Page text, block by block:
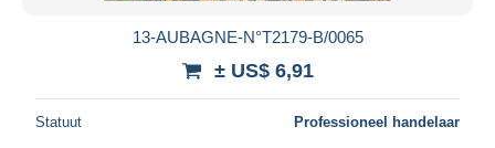
13-AUBAGNE-N°T2179-B/0065
± US$ 6,91
Statuut Professioneel handelaar